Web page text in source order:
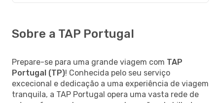
Sobre a TAP Portugal
Prepare-se para uma grande viagem com TAP
Portugal (TP)! Conhecida pelo seu serviço
excecional e dedicação a uma experiência de viagem
tranquila, a TAP Portugal opera uma vasta rede de